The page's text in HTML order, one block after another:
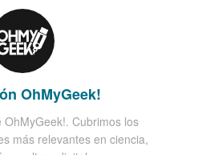
OhMyGeek!
OhMyGeek!. Cubrimos los
más relevantes en ciencia,